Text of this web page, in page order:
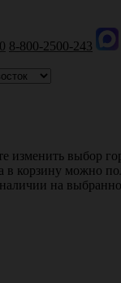
8-800-2500-243
изменить выбор
в корзину можно
на